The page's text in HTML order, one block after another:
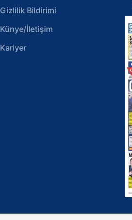
Gizlilik Bildirimi
Künye/İletişim
Kariyer